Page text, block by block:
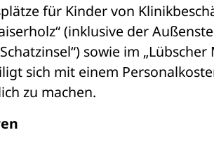
für Kinder von
(inklusive der
sowie im
sich mit einem
zu machen.